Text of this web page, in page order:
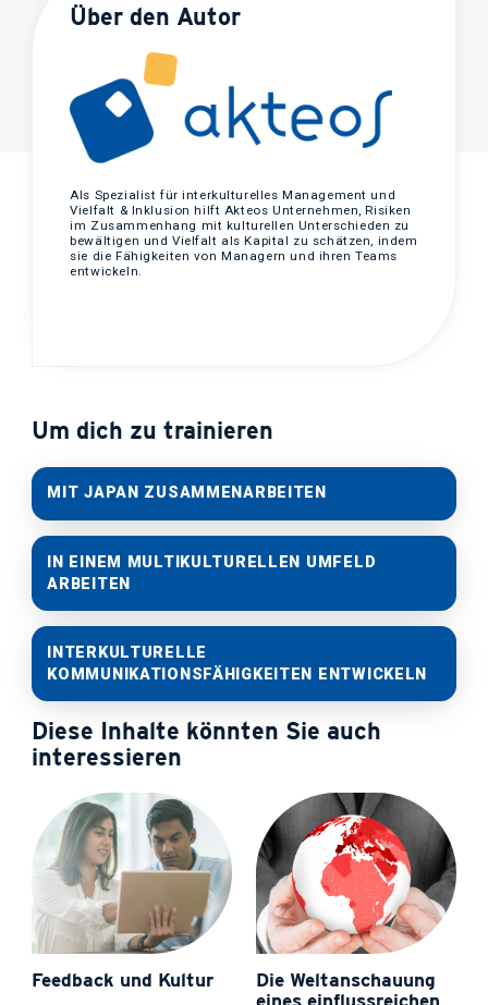
Über den Autor
Als Spezialist für interkulturelles Management und
Vielfalt & Inklusion hilft Akteos Unternehmen, Risiken
im Zusammenhang mit kulturellen Unterschieden zu
bewältigen und Vielfalt als Kapital zu schätzen, indem
sie die Fähigkeiten von Managern und ihren Teams
entwickeln.
Um dich zu trainieren
MIT JAPAN ZUSAMMENARBEITEN
IN EINEM MULTIKULTURELLEN UMFELD
ARBEITEN
INTERKULTURELLE
KOMMUNIKATIONSFÄHIGKEITEN ENTWICKELN
Diese Inhalte könnten Sie auch
interessieren
Feedback und Kultur
Die Weltanschauung
eines einflussreichen